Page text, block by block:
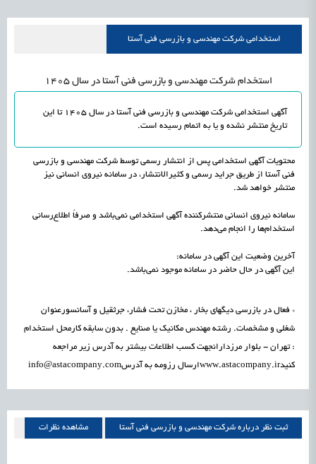
علمی
1405/05/16 اشتغال و کارآفرینی رسیدن مجوز ایجاد «سندباکس» به نهادهای توسعه‌ای و صنفی
استخدامی شرکت مهندسی و بازرسی فنی آستا
استخدام شرکت مهندسی و بازرسی فنی آستا در سال 1405
آگهی استخدامی شرکت مهندسی و بازرسی فنی آستا در سال 1405 تا این
تاریخ منتشر نشده و یا به اتمام رسیده است.
محتویات آگهی استخدامی پس از انتشار رسمی توسط شرکت مهندسی و بازرسی
فنی آستا از طریق جراید رسمی و کثیرالانتشار، در سامانه نیروی انسانی نیز
منتشر خواهد شد.
سامانه نیروی انسانی منتشرکننده آگهی استخدامی نمی‌باشد و صرفاً اطلاع‌رسانی
استخدام‌ها را انجام می‌دهد.
آخرین وضعیت این آگهی در سامانه:
این آگهی در حال حاضر در سامانه موجود نمی‌باشد.
* فعال در بازرسی دیگهای بخار ، مخازن تحت فشار، جرثقیل و آسانسورعنوان
شغلی و مشخصات. رشته مهندس مکانیک یا صنایع . بدون سابقه کارمحل استخدام
: تهران - بلوار مرزدارانجهت کسب اطلاعات بیشتر به آدرس زیر مراجعه
کنیدwww.astacompany.irارسال رزومه به آدرسinfo@astacompany.com
ثبت نظر درباره شرکت مهندسی و بازرسی فنی آستا مشاهده نظرات
شرکت مهندسی و بازرسی فنی آستا